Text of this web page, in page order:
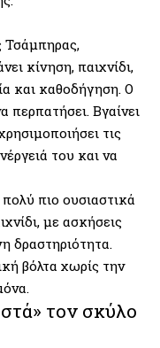
Τσάμπηρας,
κίνηση, παιχνίδι,
και καθοδήγηση. Ο
περπατήσει. Βγαίνει
τις
του και να
πιο ουσιαστικά
με ασκήσεις
δραστηριότητα.
βόλτα χωρίς την
τον σκύλο